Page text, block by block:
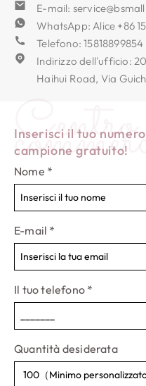
E-mail:
WhatsApp: Alice +86
Telefono: 15818899854
Indirizzo dell'ufficio:
Haihui Road, Via
Centro
Inserisci il tuo
campione gratuito!
Nome *
E-mail *
Il tuo telefono *
Quantità desiderata